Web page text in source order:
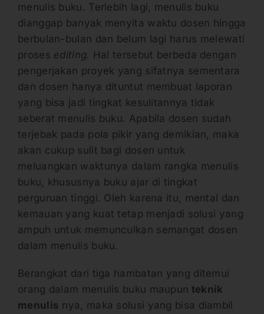
menulis buku. Terlebih lagi, menulis buku
dianggap banyak menyita waktu dosen hingga
berbulan-bulan dan belum lagi harus melewati
proses editing. Hal tersebut berbeda dengan
pengerjakan proyek yang sifatnya sementara
dan dosen hanya dituntut membuat laporan
yang bisa jadi tingkat kesulitannya tidak
seberat menulis buku. Apabila dosen sudah
terjebak pada pola pikir yang demikian, maka
akan cukup sulit bagi dosen untuk
meluangkan waktunya dalam rangka menulis
buku, khususnya buku ajar di tingkat
perguruan tinggi. Oleh karena itu, mental dan
kemauan yang kuat tetap menjadi solusi yang
ampuh untuk memunculkan semangat dosen
dalam menulis buku.
Berangkat dari tiga hambatan yang ditemui
orang dalam menulis buku maupun teknik
menulis nya, maka solusi yang bisa diambil